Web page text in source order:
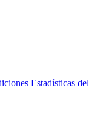
Estadísticas del